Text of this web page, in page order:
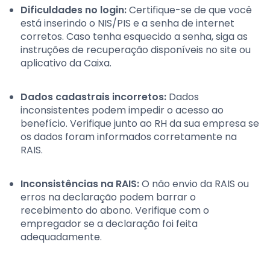
Dificuldades no login:Certifique-se de que você
está inserindo o NIS/PIS e a senha de internet
corretos. Caso tenha esquecido a senha, siga as
instruções de recuperação disponíveis no site ou
aplicativo da Caixa.
Dados cadastrais incorretos: Dados
inconsistentes podem impedir o acesso ao
benefício. Verifique junto ao RH da sua empresa se
os dados foram informados corretamente na
RAIS.
Inconsistências na RAIS:O não envio da RAIS ou
erros na declaração podem barrar o
recebimento do abono. Verifique com o
empregador se a declaração foi feita
adequadamente.